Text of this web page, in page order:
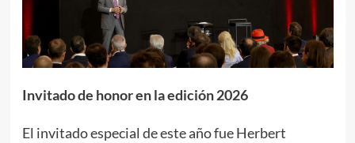
Invitado de honor en la edición 2026
El invitado especial de este año fue Herbert